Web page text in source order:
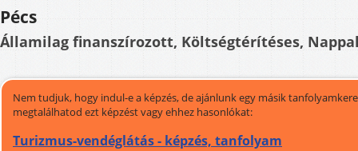
Pécs
Államilag finanszírozott, Költségtérítéses,
Nem tudjuk, hogy indul-e a képzés, de ajánlunk egy másik
megtalálhatod ezt képzést vagy ehhez hasonlókat:
Turizmus-vendéglátás - képzés, tanfolyam